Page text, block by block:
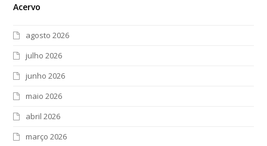
Acervo
agosto 2026
julho 2026
junho 2026
maio 2026
abril 2026
março 2026